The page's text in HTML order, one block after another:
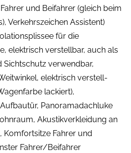
und Beifahrer (gleich beim
Verkehrszeichen Assistent)
für die
elektrisch verstellbar, auch als
Sichtschutz verwendbar,
elektrisch verstell-
lackiert),
Panoramadachluke
Akustikverkleidung an
Komfortsitze Fahrer und
Fahrer/Beifahrer